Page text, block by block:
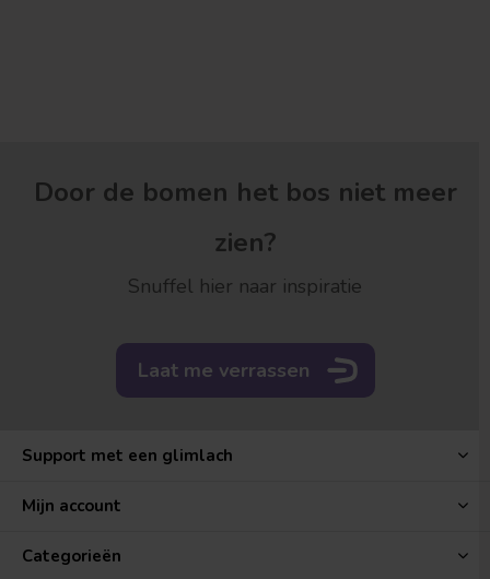
Door de bomen het bos niet meer
zien?
Snuffel hier naar inspiratie
Laat me verrassen
Support met een glimlach
Mijn account
Categorieën